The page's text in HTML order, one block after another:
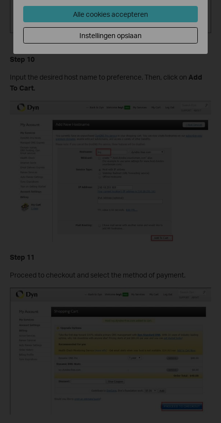
Step 10
Input the desired host name to preference. Then, click on Add
To Cart.
Step 11
Proceed to checkout and select the method of payment.
Alle cookies accepteren
Instellingen opslaan